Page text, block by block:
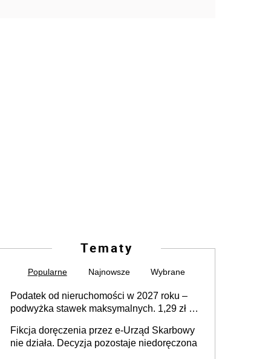
Tematy
Popularne Najnowsze Wybrane
Podatek od nieruchomości w 2027 roku –
podwyżka stawek maksymalnych. 1,29 zł za
budynków i lokali związanych z
prowadzeniem działalności gospodarczej
Fikcja doręczenia przez e-Urząd Skarbowy
nie działa. Decyzja pozostaje niedoręczona